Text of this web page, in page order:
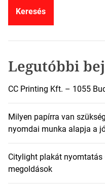
Legutóbbi
CC Printing Kft. – 1055
Milyen papírra van
nyomdai munka alapja a
Citylight plakát nyomtatás
megoldások